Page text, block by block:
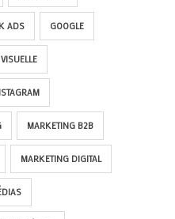
ADS GOOGLE
MARKETING B2B
MARKETING DIGITAL